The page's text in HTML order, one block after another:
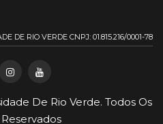
DE RIO VERDE CNPJ: 01.815.216/0001-78
De Rio Verde. Todos Os